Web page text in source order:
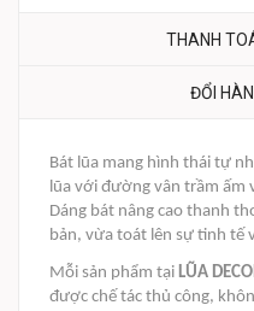
THANH
ĐỔI
Bát lũa mang hình thái tự
lũa với đường vân trầm ấm
Dáng bát nâng cao thanh
bản, vừa toát lên sự tinh tế
Mỗi sản phẩm tại LŨA
được chế tác thủ công,